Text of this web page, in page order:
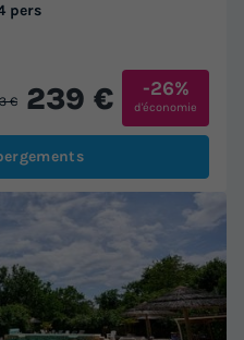
pers
€ 239 € -26%
d'économie